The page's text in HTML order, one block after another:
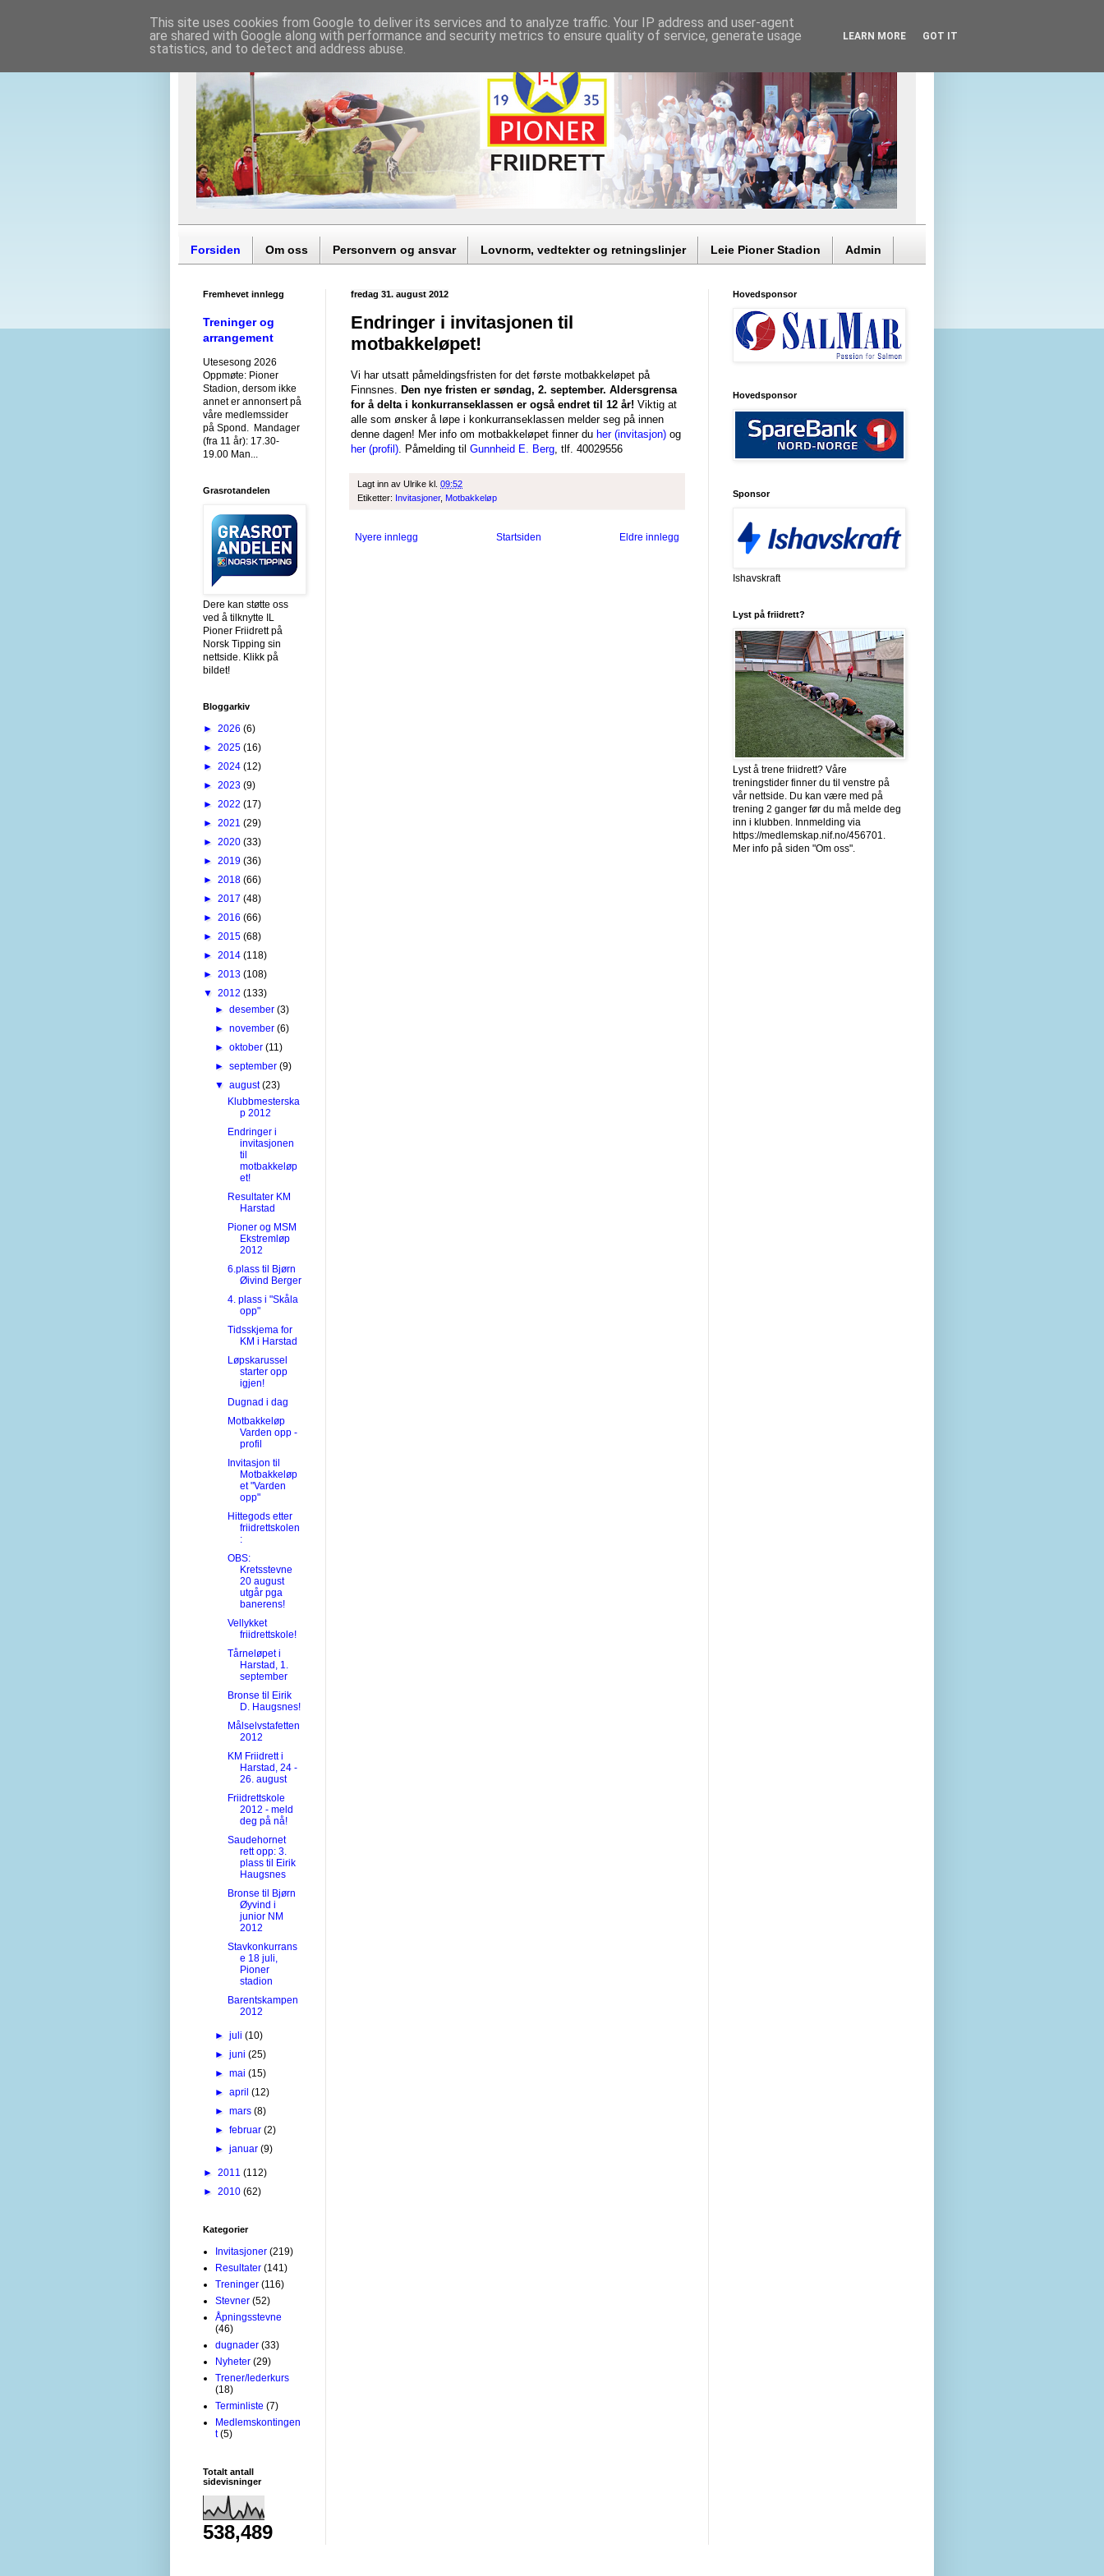
Forsiden Om oss Personvern og ansvar Lovnorm, vedtekter og retningslinjer Leie Pioner Stadion Admin
fredag 31. august 2012
Endringer i invitasjonen til
motbakkeløpet!
Vi har utsatt påmeldingsfristen for det første motbakkeløpet på
Finnsnes. Den nye fristen er søndag, 2. september. Aldersgrensa
for å delta i konkurranseklassen er også endret til 12 år! Viktig at
alle som ønsker å løpe i konkurranseklassen melder seg på innen
denne dagen! Mer info om motbakkeløpet finner du her (invitasjon) og
her (profil). Påmelding til Gunnheid E. Berg, tlf. 40029556
Lagt inn av Ulrike kl. 09:52
Etiketter: Invitasjoner, Motbakkeløp
Nyere innlegg Eldre innlegg
Startsiden
Fremhevet innlegg
Treninger og
arrangement
Utesesong 2026
Oppmøte: Pioner
Stadion, dersom ikke
annet er annonsert på
våre medlemssider
på Spond. Mandager
(fra 11 år): 17.30-
19.00 Man...
Grasrotandelen
Dere kan støtte oss
ved å tilknytte IL
Pioner Friidrett på
Norsk Tipping sin
nettside. Klikk på
bildet!
Bloggarkiv
► 2026 (6)
► 2025 (16)
► 2024 (12)
► 2023 (9)
► 2022 (17)
► 2021 (29)
► 2020 (33)
► 2019 (36)
► 2018 (66)
► 2017 (48)
► 2016 (66)
► 2015 (68)
► 2014 (118)
► 2013 (108)
▼ 2012 (133)
►desember(3)
►november(6)
►oktober(11)
►september(9)
▼august(23)
Klubbmesterska
p 2012
Endringer i
invitasjonen
til
motbakkeløp
et!
Resultater KM
Harstad
Pioner og MSM
Ekstremløp
2012
6.plass til Bjørn
Øivind Berger
4. plass i "Skåla
opp"
Tidsskjema for
KM i Harstad
Løpskarussel
starter opp
igjen!
Dugnad i dag
Motbakkeløp
Varden opp -
profil
Invitasjon til
Motbakkeløp
et "Varden
opp"
Hittegods etter
friidrettskolen
:
OBS:
Kretsstevne
20 august
utgår pga
banerens!
Vellykket
friidrettskole!
Tårneløpet i
Harstad, 1.
september
Bronse til Eirik
D. Haugsnes!
Målselvstafetten
2012
KM Friidrett i
Harstad, 24 -
26. august
Friidrettskole
2012 - meld
deg på nå!
Saudehornet
rett opp: 3.
plass til Eirik
Haugsnes
Bronse til Bjørn
Øyvind i
junior NM
2012
Stavkonkurrans
e 18 juli,
Pioner
stadion
Barentskampen
2012
►juli(10)
►juni(25)
►mai(15)
►april(12)
►mars(8)
►februar(2)
►januar(9)
► 2011 (112)
► 2010 (62)
Kategorier
Invitasjoner (219)
Resultater (141)
Treninger (116)
Stevner (52)
Åpningsstevne
(46)
dugnader (33)
Nyheter (29)
Trener/lederkurs
(18)
Terminliste (7)
Medlemskontingen
t (5)
Totalt antall
sidevisninger
538,489
Hovedsponsor
Hovedsponsor
Sponsor
Ishavskraft
Lyst på friidrett?
Lyst å trene friidrett? Våre
treningstider finner du til venstre på
vår nettside. Du kan være med på
trening 2 ganger før du må melde deg
inn i klubben. Innmelding via
https://medlemskap.nif.no/456701.
Mer info på siden "Om oss".
This site uses cookies from Google to deliver its services and to analyze traffic. Your IP address and user-agent
are shared with Google along with performance and security metrics to ensure quality of service, generate usage
statistics, and to detect and address abuse.
LEARN MORE GOT IT